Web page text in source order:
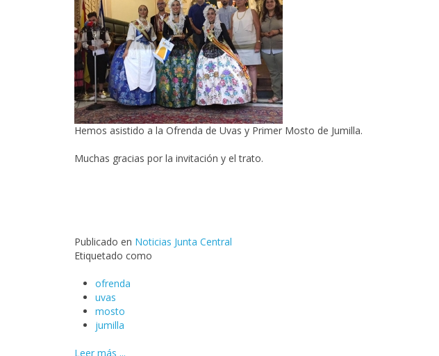
Hemos asistido a la Ofrenda de Uvas y Primer Mosto de Jumilla.
Muchas gracias por la invitación y el trato.
Publicado en Noticias Junta Central
Etiquetado como
ofrenda
uvas
mosto
jumilla
Leer más ...